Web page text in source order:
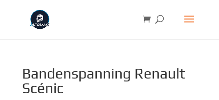
Bandenspanning Renault
Scénic